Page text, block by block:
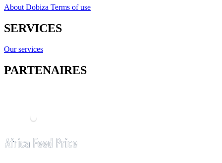
About Dobiza Terms of use
SERVICES
Our services
PARTENAIRES